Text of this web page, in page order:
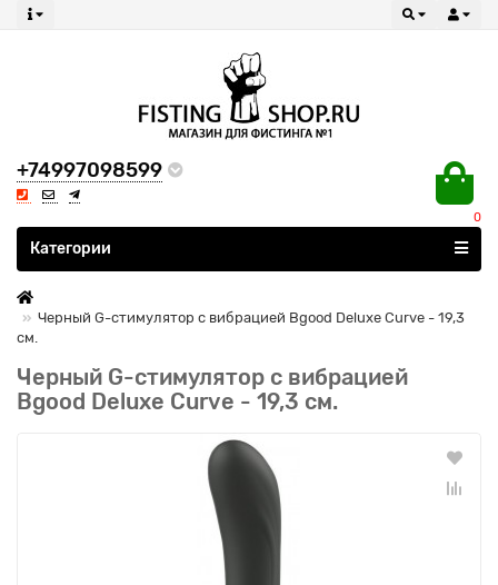
+74997098599
0
Все категории
Категории
Черный G-стимулятор с вибрацией Bgood Deluxe Curve - 19,3
см.
Черный G-стимулятор с вибрацией
Bgood Deluxe Curve - 19,3 см.